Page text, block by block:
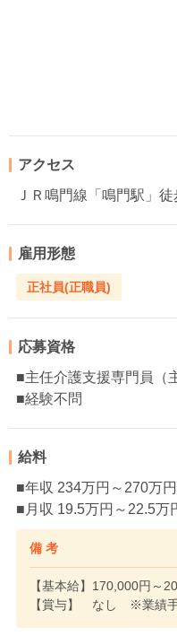
アクセス
ＪＲ鳴門線「鳴門駅」
雇用形態
正社員(正職員)
応募資格
■主任介護支援専門員（
■経験不問
給料
■年収 234万円～270万
■月収 19.5万円～22.5
備 考
【基本給】170,000円～
【賞与】 なし ※業績手